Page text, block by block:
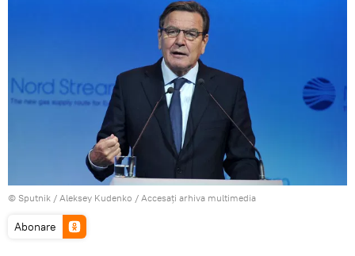
© Sputnik / Aleksey Kudenko / Accesați arhiva multimedia
Abonare